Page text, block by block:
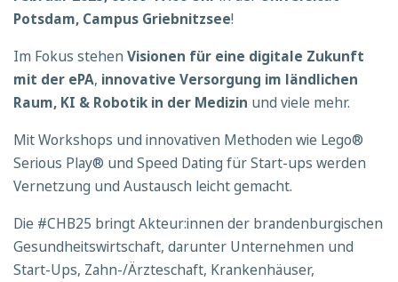
Potsdam, Campus Griebnitzsee!
Im Fokus stehen Visionen für eine digitale Zukunft
mit der ePA, innovative Versorgung im ländlichen
Raum, KI & Robotik in der Medizin und viele mehr.
Mit Workshops und innovativen Methoden wie Lego®
Serious Play® und Speed Dating für Start-ups werden
Vernetzung und Austausch leicht gemacht.
Die #CHB25 bringt Akteur:innen der brandenburgischen
Gesundheitswirtschaft, darunter Unternehmen und
Start-Ups, Zahn-/Ärzteschaft, Krankenhäuser,